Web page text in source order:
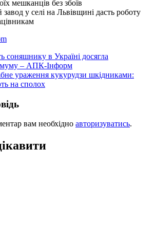
мешканців без збоїв
у селі на Львівщині дасть роботу
соняшнику в Україні досягла
– АПК-Інформ
ураження кукурудзи шкідниками:
на сполох
вам необхідно авторизуватись.